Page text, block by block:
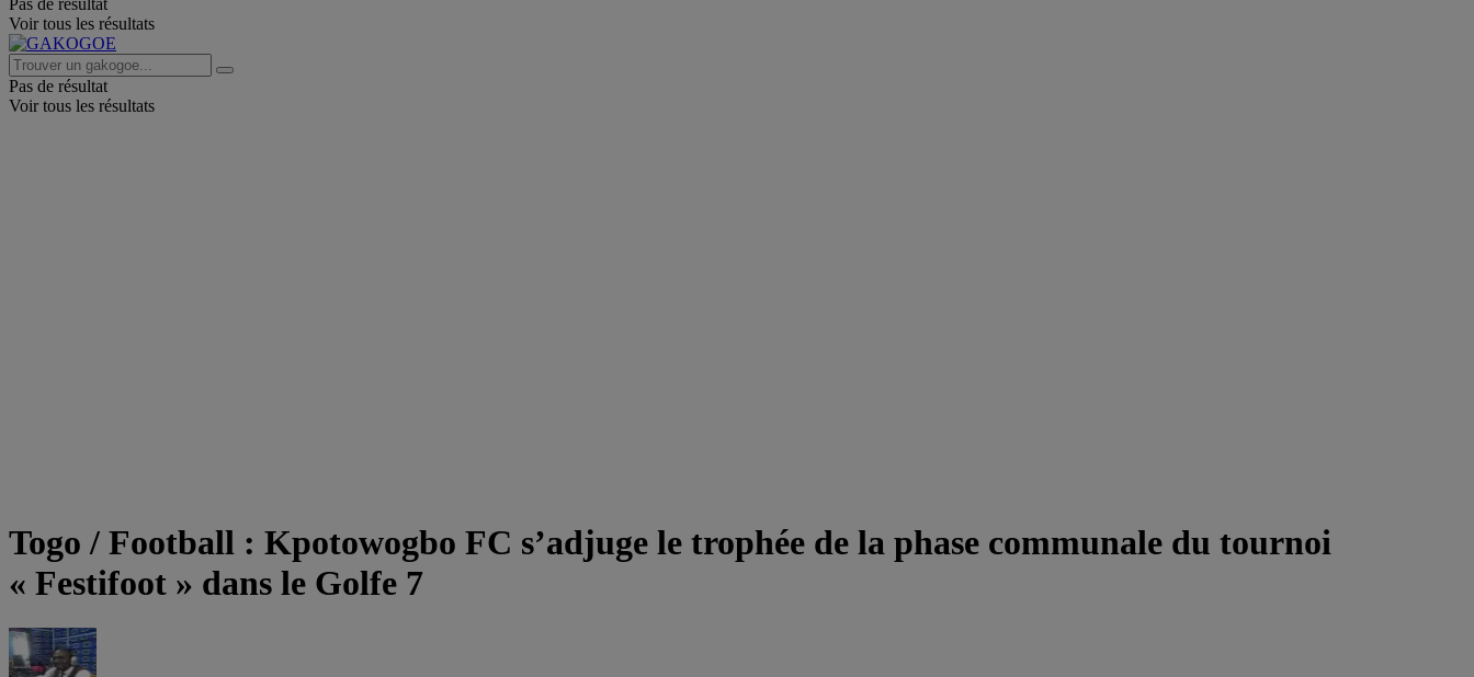
Pas de résultat
Voir tous les résultats
Pas de résultat
Voir tous les résultats
Togo / Football : Kpotowogbo FC s’adjuge le trophée de la phase communale du tournoi
« Festifoot » dans le Golfe 7